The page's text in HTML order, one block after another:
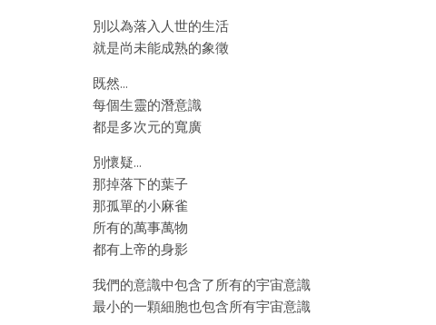
別以為落入人世的生活
就是尚未能成熟的象徵
既然…
每個生靈的潛意識
都是多次元的寬廣
別懷疑…
那掉落下的葉子
那孤單的小麻雀
所有的萬事萬物
都有上帝的身影
我們的意識中包含了所有的宇宙意識
最小的一顆細胞也包含所有宇宙意識